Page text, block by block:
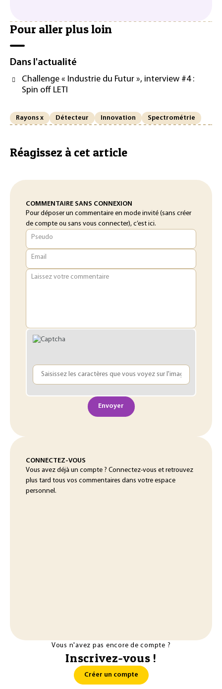
Pour aller plus loin
Dans l'actualité
Challenge « Industrie du Futur », interview #4 :
Spin off LETI
Rayons x Détecteur Innovation Spectrométrie
Réagissez à cet article
COMMENTAIRE SANS CONNEXION
Pour déposer un commentaire en mode invité (sans créer
de compte ou sans vous connecter), c’est ici.
Pseudo
Email
Laissez votre commentaire
Envoyer
CONNECTEZ-VOUS
Vous avez déjà un compte ? Connectez-vous et retrouvez
plus tard tous vos commentaires dans votre espace
personnel.
Vous n'avez pas encore de compte ?
Inscrivez-vous !
Créer un compte